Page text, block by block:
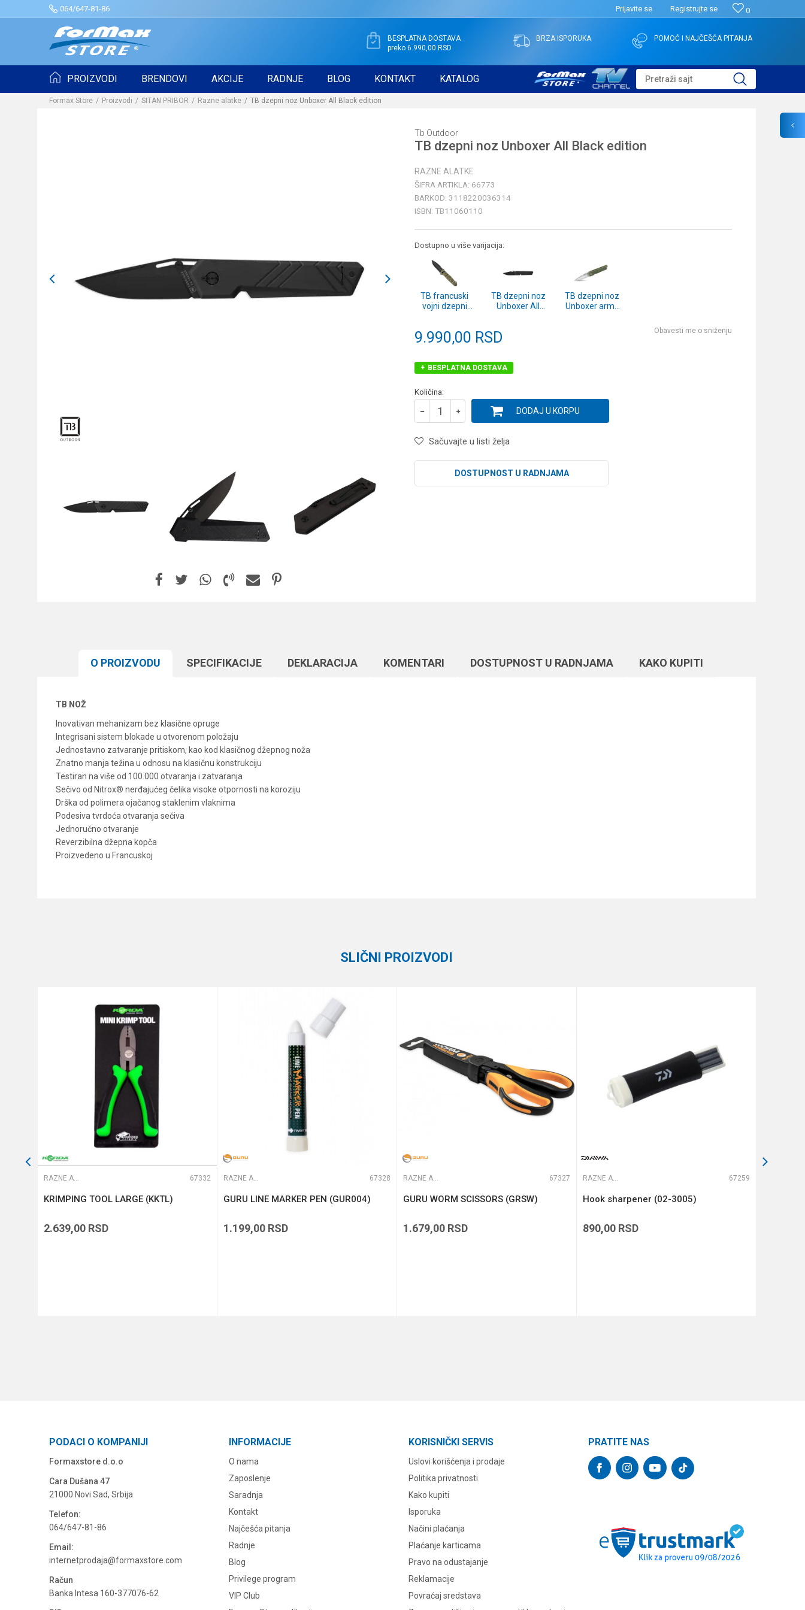
064/647-81-86 0
Prijavite se Registrujte se
BESPLATNA DOSTAVA
preko 6.990,00 RSD
BRZA ISPORUKA POMOĆ I NAJČEŠĆA PITANJA
PROIZVODI BRENDOVI AKCIJE RADNJE BLOG KONTAKT KATALOG Pretraži sajt
Formax Store Proizvodi SITAN PRIBOR Razne alatke TB dzepni noz Unboxer All Black edition
Tb Outdoor
TB dzepni noz Unboxer All Black edition
RAZNE ALATKE
ŠIFRA ARTIKLA: 66773
BARKOD: 3118220036314
ISBN: TB11060110
Dostupno u više varijacija:
TB francuski
vojni dzepni
zeleni
TB dzepni noz
Unboxer All
TB dzepni noz
Unboxer army
9.990,00 RSD Obavesti me o sniženju
BESPLATNA DOSTAVA
Količina:
DODAJ U KORPU
Sačuvajte u listi želja
DOSTUPNOST U RADNJAMA
O PROIZVODU SPECIFIKACIJЕ DEKLARACIJA KOMENTARI DOSTUPNOST U RADNJAMA KAKO KUPITI
TB NOŽ
Inovativan mehanizam bez klasične opruge
Integrisani sistem blokade u otvorenom položaju
Jednostavno zatvaranje pritiskom, kao kod klasičnog džepnog noža
Znatno manja težina u odnosu na klasičnu konstrukciju
Testiran na više od 100.000 otvaranja i zatvaranja
Sečivo od Nitrox® nerđajućeg čelika visoke otpornosti na koroziju
Drška od polimera ojačanog staklenim vlaknima
Podesiva tvrdoća otvaranja sečiva
Jednoručno otvaranje
Reverzibilna džepna kopča
Proizvedeno u Francuskoj
Anti-spam zaštita - izračunajte koliko je 4 + 1 :
SLIČNI PROIZVODI
RAZNE ALATKE 67332
KRIMPING TOOL LARGE (KKTL)
2.639,00 RSD
RAZNE ALATKE 67328
GURU LINE MARKER PEN (GUR004)
1.199,00 RSD
RAZNE ALATKE 67327
GURU WORM SCISSORS (GRSW)
1.679,00 RSD
RAZNE ALATKE 67259
Hook sharpener (02-3005)
890,00 RSD
PODACI O KOMPANIJI
Formaxstore d.o.o
Cara Dušana 47
21000 Novi Sad, Srbija
Telefon:
064/647-81-86
Email:
internetprodaja@formaxstore.com
Račun
Banka Intesa 160-377076-62
INFORMACIJE
O nama
Zaposlenje
Saradnja
Kontakt
Najčešća pitanja
Radnje
Blog
Privilege program
VIP Club
KORISNIČKI SERVIS
Uslovi korišćenja i prodaje
Politika privatnosti
Kako kupiti
Isporuka
Načini plaćanja
Plaćanje karticama
Pravo na odustajanje
Reklamacije
Povraćaj sredstava
PRATITE NAS